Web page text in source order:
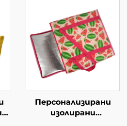
Персонализирани
изолирани